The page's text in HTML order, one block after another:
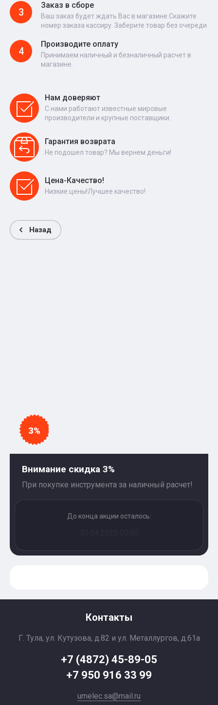
3%
Внимание скидка 3%
При покупке инструмента за наличный расчет!
До конца акции осталось:
3
Заказ в сборе
Ваш заказ будет ждать Вас в магазине.Скажите
номер заказа кассиру. Заберите товар без очереди
4
Производите оплату
Принимаем наличный и безналичный расчет в
магазине.
Нам доверяют
С нами работают известные мировые
производители и крупные поставщики.
Гарантия возврата
Не подошел товар? Мы вернем деньги!
Цена-Качество!
Низкие цены!Лучшее качество!
Назад
Контакты
Г. Тула, ул. Кутузова, д.82 и ул. Металлургов, д.61а
+7 (4872) 45-89-05
+7 950 916 33 99
umelec.sa@mail.ru